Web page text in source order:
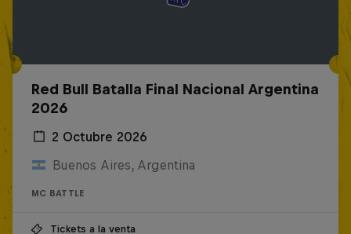
Red Bull Batalla Final Nacional Argentina
2026
2 Octubre 2026
Buenos Aires, Argentina
MC BATTLE
Tickets a la venta